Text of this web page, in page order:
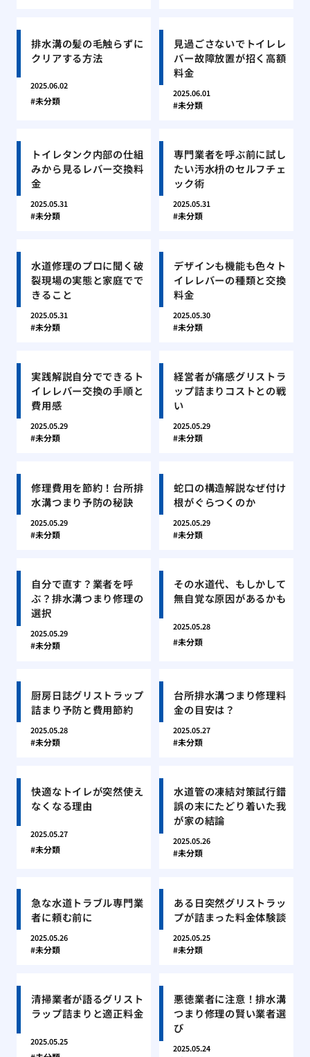
排水溝の髪の毛触らずに
クリアする方法
2025.06.02
未分類
見過ごさないでトイレレ
バー故障放置が招く高額
料金
2025.06.01
未分類
トイレタンク内部の仕組
みから見るレバー交換料
金
2025.05.31
未分類
専門業者を呼ぶ前に試し
たい汚水枡のセルフチェ
ック術
2025.05.31
未分類
水道修理のプロに聞く破
裂現場の実態と家庭でで
きること
2025.05.31
未分類
デザインも機能も色々ト
イレレバーの種類と交換
料金
2025.05.30
未分類
実践解説自分でできるト
イレレバー交換の手順と
費用感
2025.05.29
未分類
経営者が痛感グリストラ
ップ詰まりコストとの戦
い
2025.05.29
未分類
修理費用を節約！台所排
水溝つまり予防の秘訣
2025.05.29
未分類
蛇口の構造解説なぜ付け
根がぐらつくのか
2025.05.29
未分類
自分で直す？業者を呼
ぶ？排水溝つまり修理の
選択
2025.05.29
未分類
その水道代、もしかして
無自覚な原因があるかも
2025.05.28
未分類
厨房日誌グリストラップ
詰まり予防と費用節約
2025.05.28
未分類
台所排水溝つまり修理料
金の目安は？
2025.05.27
未分類
快適なトイレが突然使え
なくなる理由
2025.05.27
未分類
水道管の凍結対策試行錯
誤の末にたどり着いた我
が家の結論
2025.05.26
未分類
急な水道トラブル専門業
者に頼む前に
2025.05.26
未分類
ある日突然グリストラッ
プが詰まった料金体験談
2025.05.25
未分類
清掃業者が語るグリスト
ラップ詰まりと適正料金
2025.05.25
悪徳業者に注意！排水溝
つまり修理の賢い業者選
び
2025.05.24